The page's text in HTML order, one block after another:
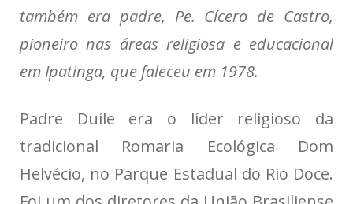
também era padre, Pe. Cícero de Castro,
pioneiro nas áreas religiosa e educacional
em Ipatinga, que faleceu em 1978.
Padre Duíle era o líder religioso da
tradicional Romaria Ecológica Dom
Helvécio, no Parque Estadual do Rio Doce.